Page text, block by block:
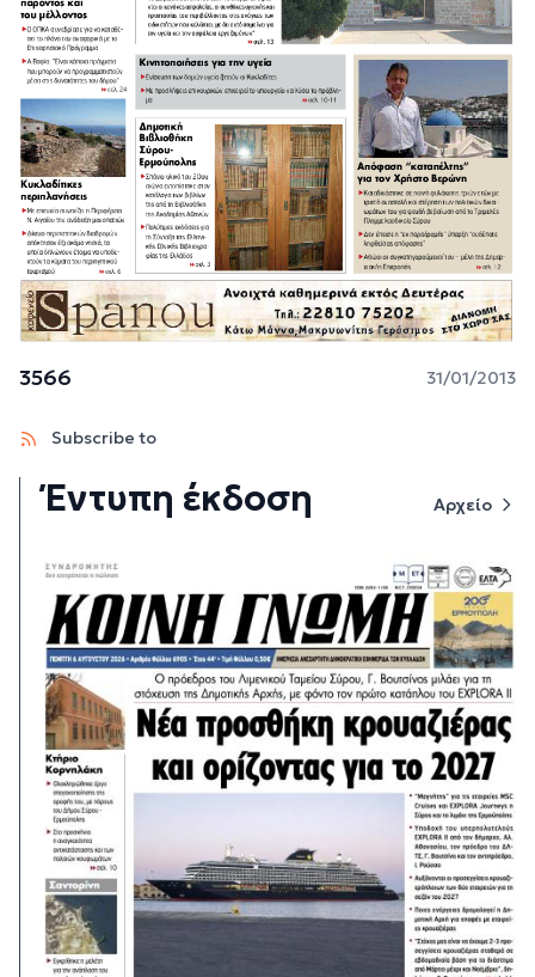
3566 31/01/2013
Subscribe to
Έντυπη έκδοση Αρχείο